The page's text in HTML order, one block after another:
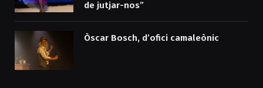
de jutjar-nos”
Òscar Bosch, d’ofici camaleònic